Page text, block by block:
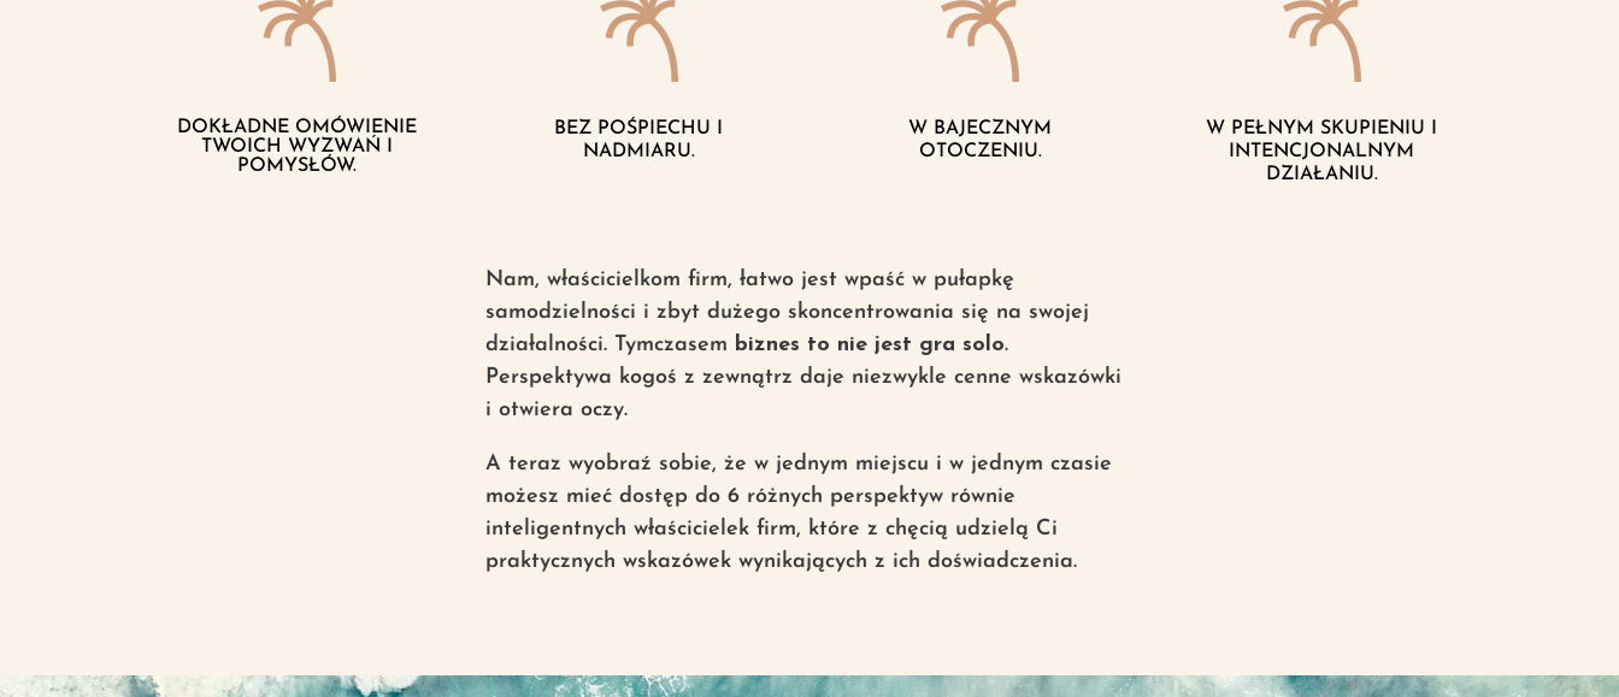
DOKŁADNE OMÓWIENIE
TWOICH WYZWAŃ I
POMYSŁÓW.
BEZ POŚPIECHU I
NADMIARU.
W BAJECZNYM
OTOCZENIU.
W PEŁNYM SKUPIENIU I
INTENCJONALNYM
DZIAŁANIU.
Nam, właścicielkom firm, łatwo jest wpaść w pułapkę
samodzielności i zbyt dużego skoncentrowania się na swojej
działalności. Tymczasem biznes to nie jest gra solo.
Perspektywa kogoś z zewnątrz daje niezwykle cenne wskazówki
i otwiera oczy.
A teraz wyobraź sobie, że w jednym miejscu i w jednym czasie
możesz mieć dostęp do 6 różnych perspektyw równie
inteligentnych właścicielek firm, które z chęcią udzielą Ci
praktycznych wskazówek wynikających z ich doświadczenia.